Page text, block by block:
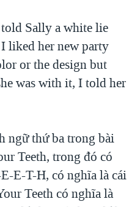
Sally a white lie
liked her new party
or the design but
was with it, I told her
ngữ thứ ba trong bài
Teeth, trong đó có
E-T-H, có nghĩa là cái
Teeth có nghĩa là